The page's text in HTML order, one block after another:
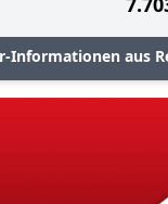
Informationen aus